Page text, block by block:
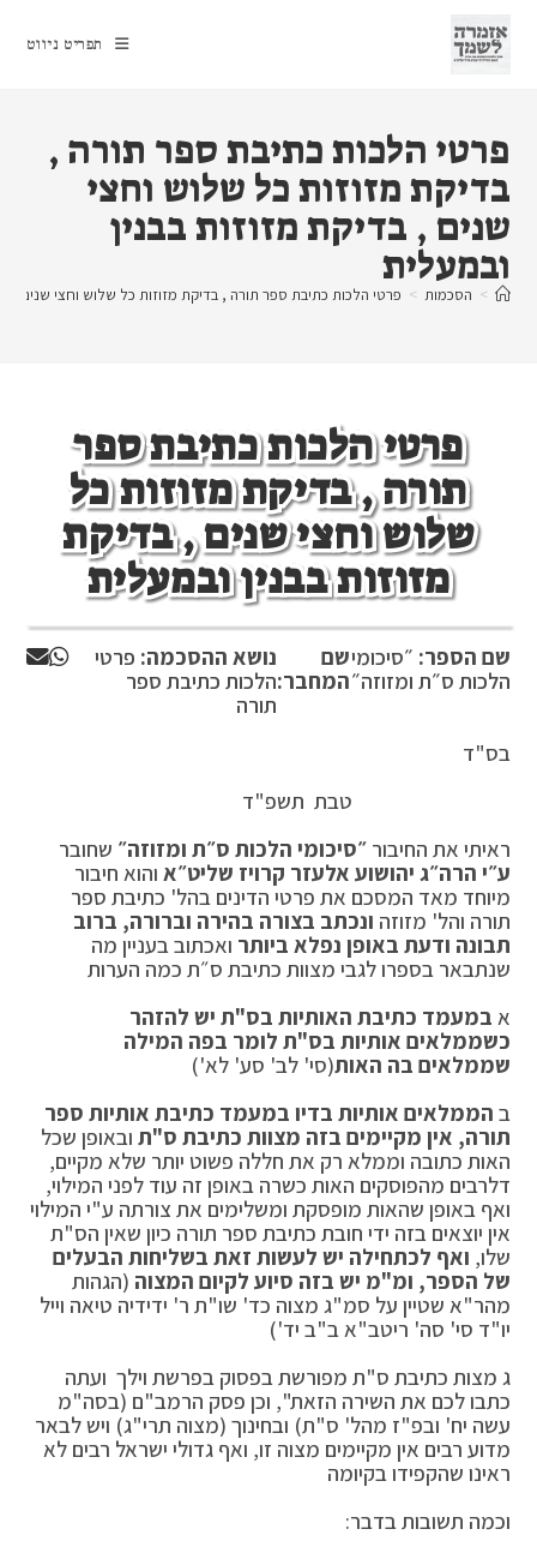
content
תפריט ניווט
פרטי הלכות כתיבת ספר תורה ,
בדיקת מזוזות כל שלוש וחצי
שנים , בדיקת מזוזות בבנין
ובמעלית
> הסכמות > פרטי הלכות כתיבת ספר תורה , בדיקת מזוזות כל שלוש וחצי שנים ,
פרטי הלכות כתיבת ספר
תורה , בדיקת מזוזות כל
שלוש וחצי שנים , בדיקת
מזוזות בבנין ובמעלית
שם הספר: ״סיכומי
הלכות ס״ת ומזוזה״
שם
המחבר:
נושא ההסכמה: פרטי
הלכות כתיבת ספר
תורה
בס"ד
טבת תשפ"ד
ראיתי את החיבור ״סיכומי הלכות ס״ת ומזוזה״ שחובר
ע״י הרה״ג יהושוע אלעזר קרויז שליט״א והוא חיבור
מיוחד מאד המסכם את פרטי הדינים בהל' כתיבת ספר
תורה והל' מזוזה ונכתב בצורה בהירה וברורה, ברוב
תבונה ודעת באופן נפלא ביותר ואכתוב בעניין מה
שנתבאר בספרו לגבי מצוות כתיבת ס״ת כמה הערות
א במעמד כתיבת האותיות בס"ת יש להזהר
כשממלאים אותיות בס"ת לומר בפה המילה
שממלאים בה האות(סי' לב' סע' לא')
ב הממלאים אותיות בדיו במעמד כתיבת אותיות ספר
תורה, אין מקיימים בזה מצוות כתיבת ס"ת ובאופן שכל
האות כתובה וממלא רק את חללה פשוט יותר שלא מקיים,
דלרבים מהפוסקים האות כשרה באופן זה עוד לפני המילוי,
ואף באופן שהאות מופסקת ומשלימים את צורתה ע"י המילוי
אין יוצאים בזה ידי חובת כתיבת ספר תורה כיון שאין הס"ת
שלו, ואף לכתחילה יש לעשות זאת בשליחות הבעלים
של הספר, ומ"מ יש בזה סיוע לקיום המצוה (הגהות
מהר"א שטיין על סמ"ג מצוה כד' שו"ת ר' ידידיה טיאה וייל
יו"ד סי' סה' ריטב"א ב"ב יד')
ג מצות כתיבת ס"ת מפורשת בפסוק בפרשת וילך ועתה
כתבו לכם את השירה הזאת", וכן פסק הרמב"ם (בסה"מ
עשה יח' ובפ"ז מהל' ס"ת) ובחינוך (מצוה תרי"ג) ויש לבאר
מדוע רבים אין מקיימים מצוה זו, ואף גדולי ישראל רבים לא
ראינו שהקפידו בקיומה
וכמה תשובות בדבר: